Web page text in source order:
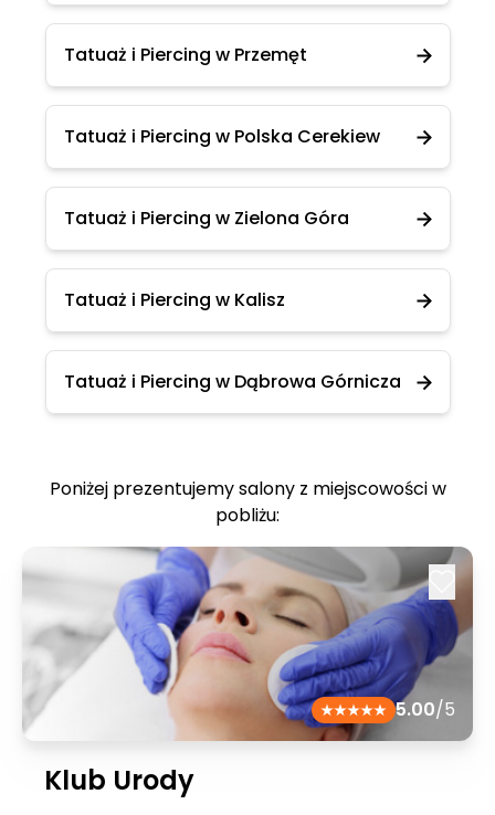
Tatuaż i Piercing w Przemęt
Tatuaż i Piercing w Polska Cerekiew
Tatuaż i Piercing w Zielona Góra
Tatuaż i Piercing w Kalisz
Tatuaż i Piercing w Dąbrowa Górnicza
Poniżej prezentujemy salony z miejscowości w
pobliżu:
5.00/5
Klub Urody